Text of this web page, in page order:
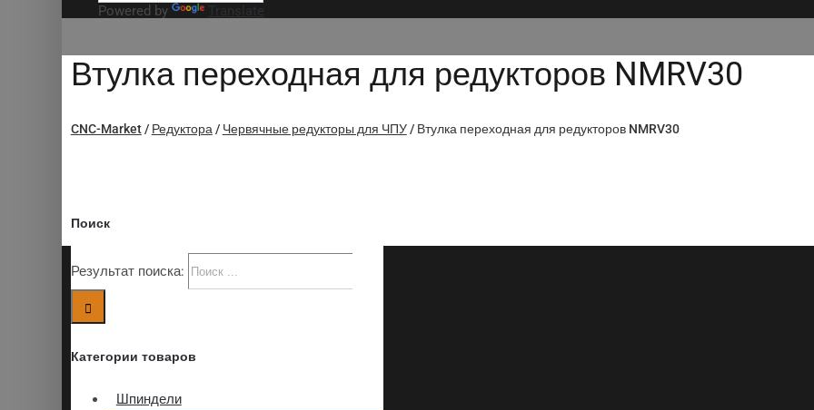
Powered by Translate
Втулка переходная для редукторов NMRV30
CNC-Market/ Редуктора / Червячные редукторы для ЧПУ/ Втулка переходная для редукторов NMRV30
Поиск
Результат поиска:
Категории товаров
Шпиндели